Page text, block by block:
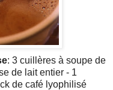
: 3 cuillères à soupe de
de lait entier - 1
de café lyophilisé